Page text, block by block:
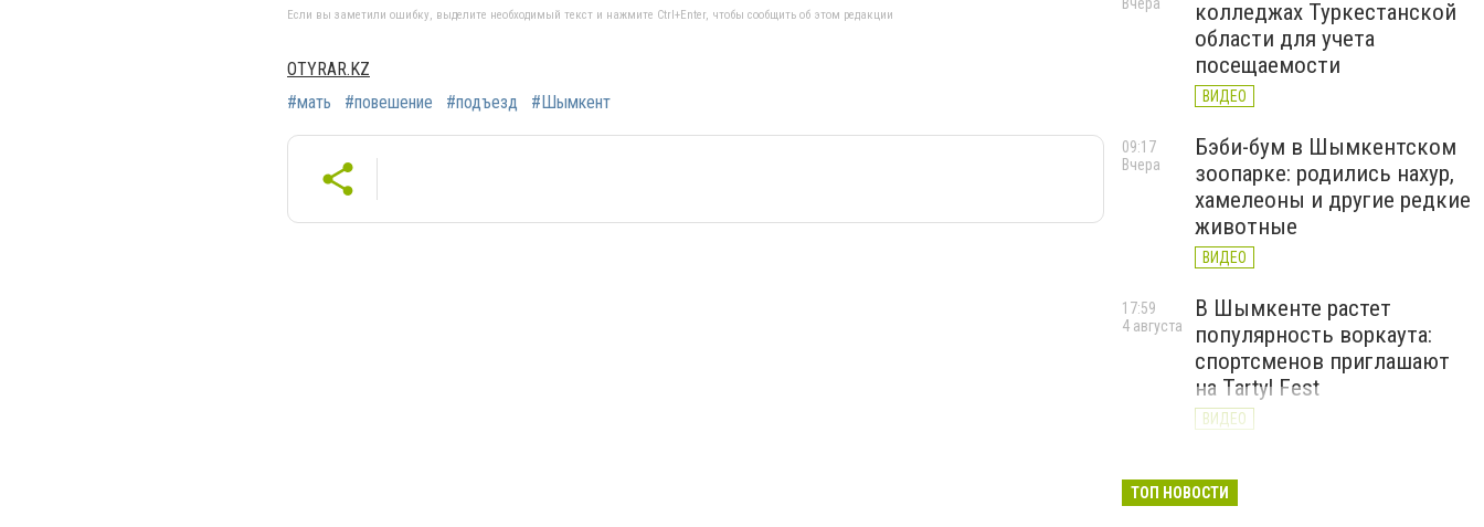
Если вы заметили ошибку, выделите необходимый текст и нажмите Ctrl+Enter, чтобы сообщить об этом редакции
OTYRAR.KZ
#мать
#повешение #подъезд #Шымкент
колледжах Туркестанской
области для учета
посещаемости
ВИДЕО
Бэби-бум в Шымкентском
зоопарке: родились нахур,
хамелеоны и другие редкие
животные
ВИДЕО
09:17
Вчера
В Шымкенте растет
популярность воркаута:
спортсменов приглашают
на Tartyl Fest
ВИДЕО
17:59
4 августа
начала подготовку к
4 августа
ТОП НОВОСТИ